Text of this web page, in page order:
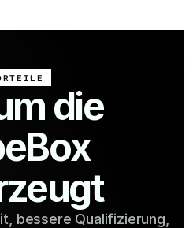
Statistics 2025
die
bessere Qualifizierung,